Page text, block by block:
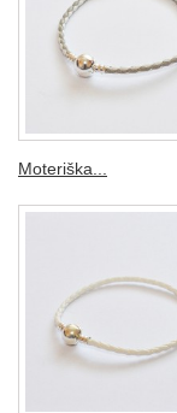
Moteriška...